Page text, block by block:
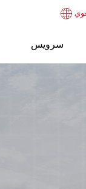
سرویس